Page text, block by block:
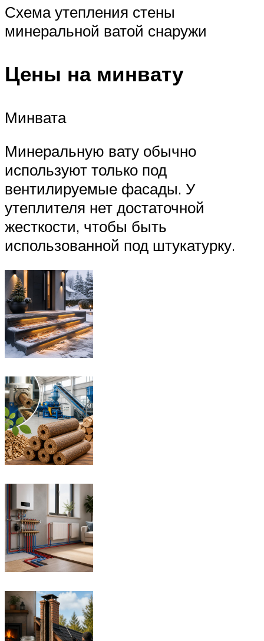
Схема утепления стены
минеральной ватой снаружи
Цены на минвату
Минвата
Минеральную вату обычно
используют только под
вентилируемые фасады. У
утеплителя нет достаточной
жесткости, чтобы быть
использованной под штукатурку.